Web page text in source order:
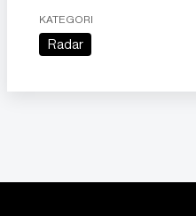
KATEGORI
Radar